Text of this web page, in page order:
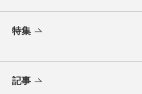
特集
記事